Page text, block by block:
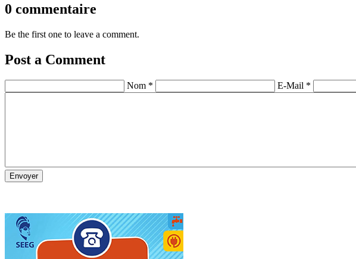
0 commentaire
Be the first one to leave a comment.
Post a Comment
Nom * E-Mail *